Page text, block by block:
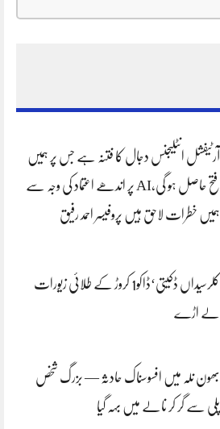
آرٹیفشل انٹلیجنس دجال کا فتنہ ہے جس پر ہمیں
فتح حاصل ہو گی،AI پر اندھے اعتماد کی وجہ سے
ہمیں خطرات لاحق ہیں پروفیسر احمد رفیق
کلرسیداں ڈکیتی‘ڈاکو1 کروڑ کے طلائی زیورات
لے اڑے
بھون نلہ میں افسوسناک حادثہ — بزرگ شخص
پلی سے گر کر نالے میں بہہ گیا